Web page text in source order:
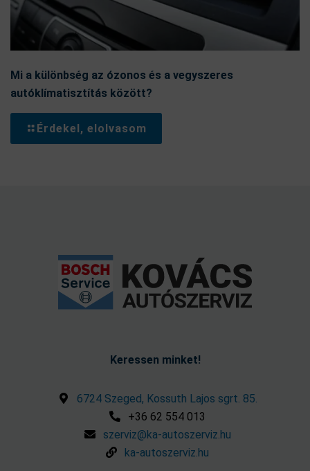
Mi a különbség az ózonos és a vegyszeres
autóklímatisztítás között?
Érdekel, elolvasom
Keressen minket!
6724 Szeged, Kossuth Lajos sgrt. 85.
+36 62 554 013
szerviz@ka-autoszerviz.hu
ka-autoszerviz.hu